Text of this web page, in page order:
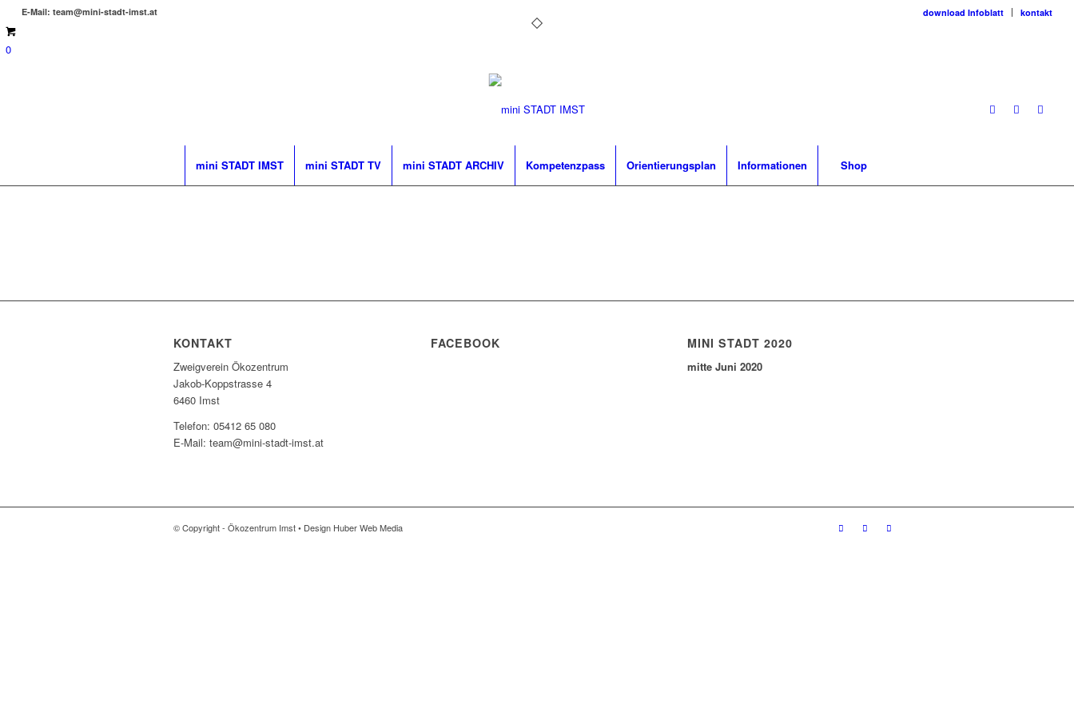
download Infoblatt kontakt
E-Mail: team@mini-stadt-imst.at
0
mini STADT IMST mini STADT TV mini STADT ARCHIV Kompetenzpass Orientierungsplan Informationen Shop
KONTAKT
Zweigverein Ökozentrum
Jakob-Koppstrasse 4
6460 Imst
Telefon: 05412 65 080
E-Mail: team@mini-stadt-imst.at
FACEBOOK MINI STADT 2020
mitte Juni 2020
© Copyright - Ökozentrum Imst • Design Huber Web Media